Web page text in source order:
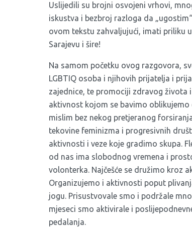
Uslijedili su brojni osvojeni vrhovi,
iskustva i bezbroj razloga da
ovom tekstu zahvaljujući, imati priliku
Sarajevu i šire!
Na samom početku ovog razgovora,
LGBTIQ osoba i njihovih prijatelja i
zajednice, te promociji zdravog života
aktivnost kojom se bavimo
mislim bez nekog pretjeranog
tekovine feminizma i progresivnih
aktivnosti i veze koje gradimo skupa.
od nas ima slobodnog vremena i
volonterka. Najčešće se družimo kroz
Organizujemo i aktivnosti poput
jogu. Prisustvovale smo i podržale
mjeseci smo aktivirale i
pedalanja.